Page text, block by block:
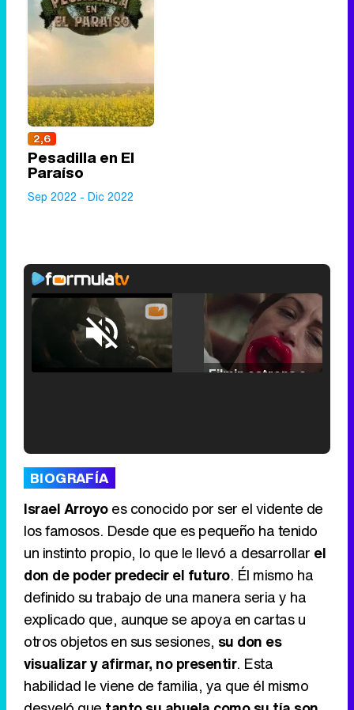
2,6
Pesadilla en El
Paraíso
Sep 2022 - Dic 2022
Unmute /
Loaded:
25.30%
Tráiler de '33 días', la nueva serie de Atresplayer con Julián Villagrán y José Manuel Poga
BIOGRAFÍA
Israel Arroyoes conocido por ser el vidente de
los famosos. Desde que es pequeño ha tenido
un instinto propio, lo que le llevó a desarrollar el
don de poder predecir el futuro. Él mismo ha
definido su trabajo de una manera seria y ha
explicado que, aunque se apoya en cartas u
otros objetos en sus sesiones, su don es
visualizar y afirmar, no presentir. Esta
habilidad le viene de familia, ya que él mismo